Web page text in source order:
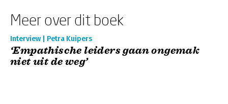
Meer over dit boek
Interview | Petra Kuipers
‘Empathische leiders gaan ongemak
niet uit de weg’